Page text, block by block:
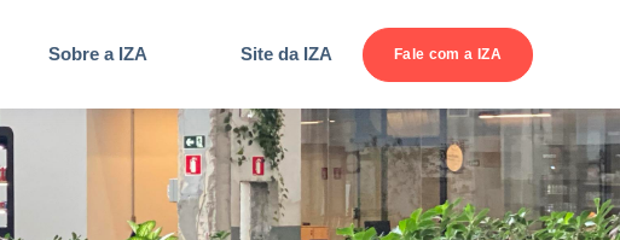
Sobre a IZA Site da IZA Fale com a IZA